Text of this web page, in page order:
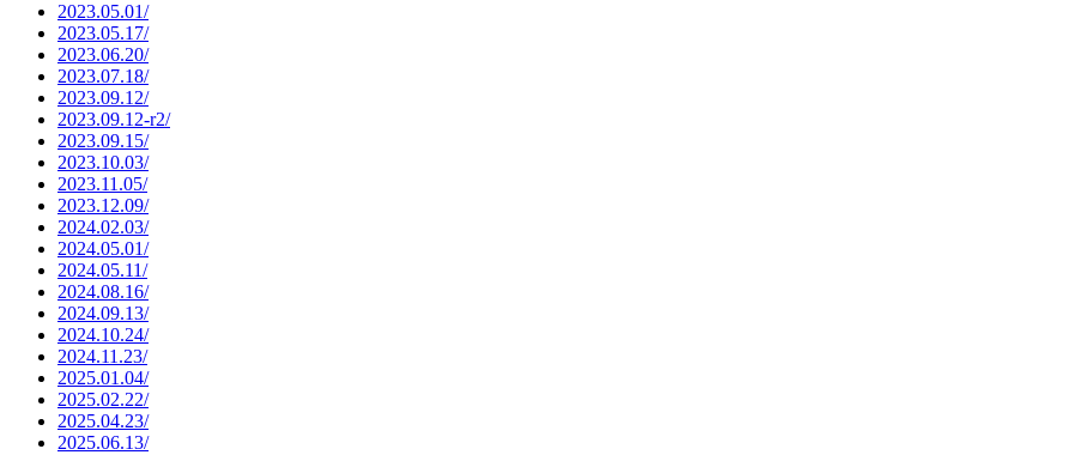
2023.05.01/
2023.05.17/
2023.06.20/
2023.07.18/
2023.09.12/
2023.09.12-r2/
2023.09.15/
2023.10.03/
2023.11.05/
2023.12.09/
2024.02.03/
2024.05.01/
2024.05.11/
2024.08.16/
2024.09.13/
2024.10.24/
2024.11.23/
2025.01.04/
2025.02.22/
2025.04.23/
2025.06.13/